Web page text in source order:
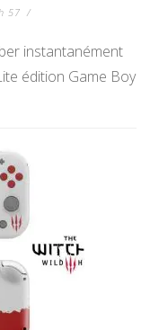
57 /
instantanément
édition Game Boy